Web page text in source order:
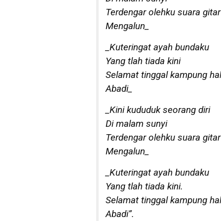
Terdengar olehku suara gitar
Mengalun_
_Kuteringat ayah bundaku
Yang tlah tiada kini
Selamat tinggal kampung
Abadi_
_Kini kududuk seorang diri
Di malam sunyi
Terdengar olehku suara gitar
Mengalun_
_Kuteringat ayah bundaku
Yang tlah tiada kini.
Selamat tinggal kampung
Abadi”.